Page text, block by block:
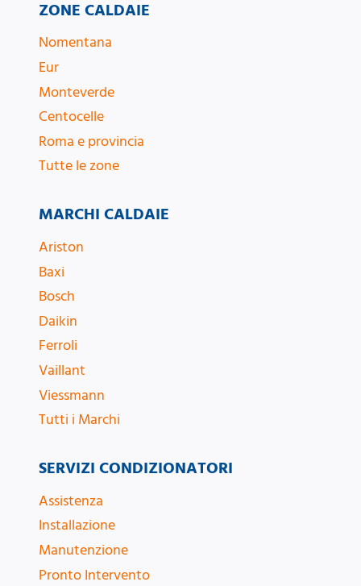
ZONE CALDAIE
Nomentana
Eur
Monteverde
Centocelle
Roma e provincia
Tutte le zone
MARCHI CALDAIE
Ariston
Baxi
Bosch
Daikin
Ferroli
Vaillant
Viessmann
Tutti i Marchi
SERVIZI CONDIZIONATORI
Assistenza
Installazione
Manutenzione
Pronto Intervento